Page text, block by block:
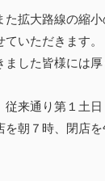
拡大路線の縮
いただきます。
した皆様には厚
来通り第１土
朝７時、閉店